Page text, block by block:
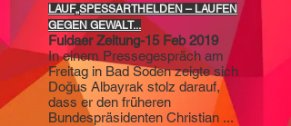
LAUF„SPESSARTHELDEN – LAUFEN
GEGEN GEWALT...
Fuldaer Zeitung-15 Feb 2019
In einem Pressegespräch am
Freitag in Bad Soden zeigte sich
Doğus Albayrak stolz darauf,
dass er den früheren
Bundespräsidenten Christian ...